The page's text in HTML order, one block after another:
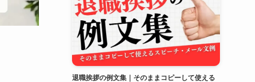
退職挨拶の例文集｜そのままコピーして使える